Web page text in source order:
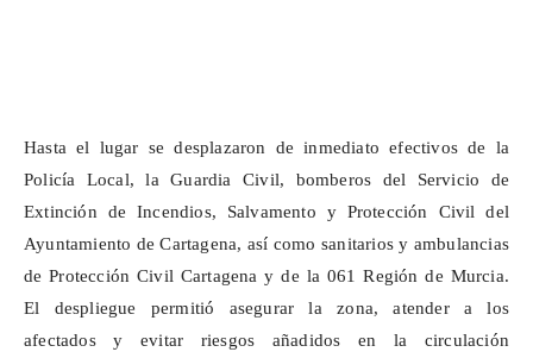
Hasta el lugar se desplazaron de inmediato efectivos de la
Policía Local, la Guardia Civil, bomberos del Servicio de
Extinción de Incendios, Salvamento y Protección Civil del
Ayuntamiento de Cartagena, así como sanitarios y ambulancias
de Protección Civil Cartagena y de la 061 Región de Murcia.
El despliegue permitió asegurar la zona, atender a los
afectados y evitar riesgos añadidos en la circulación